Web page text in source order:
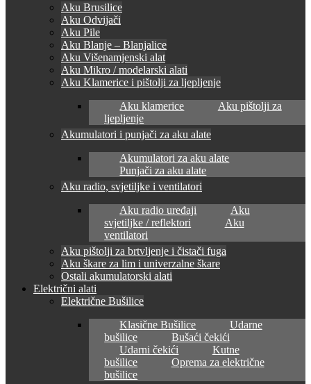
Aku Brusilice
Aku Odvijači
Aku Pile
Aku Blanje – Blanjalice
Aku Višenamjenski alat
Aku Mikro / modelarski alati
Aku Klamerice i pištolji za ljepljenje
Aku klamerice
Aku pištolji za
ljepljenje
Akumulatori i punjači za aku alate
Akumulatori za aku alate
Punjači za aku alate
Aku radio, svjetiljke i ventilatori
Aku radio uređaji
Aku
svjetiljke / reflektori
Aku
ventilatori
Aku pištolji za brtvljenje i čistači fuga
Aku škare za lim i univerzalne škare
Ostali akumulatorski alati
Električni alati
Električne Bušilice
Klasične Bušilice
Udarne
bušilice
Bušaći čekići
Udarni čekići
Kutne
bušilice
Oprema za električne
bušilice